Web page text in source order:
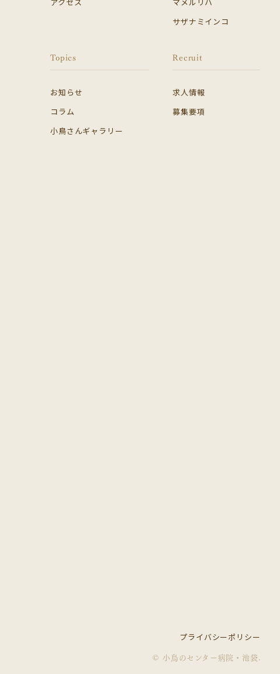
アクセス
マメルリハ
サザナミインコ
Topics
お知らせ
コラム
小鳥さんギャラリー
Recruit
求人情報
募集要項
プライバシーポリシー
© 小鳥のセンター病院・池袋.